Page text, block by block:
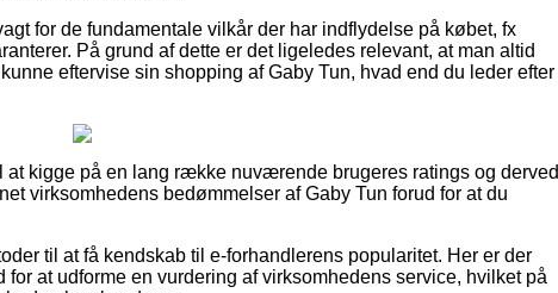
for de fundamentale vilkår der har indflydelse på købet, fx
På grund af dette er det ligeledes relevant, at man altid
eftervise sin shopping af Gaby Tun, hvad end du leder efter
kigge på en lang række nuværende brugeres ratings og derved
virksomhedens bedømmelser af Gaby Tun forud for at du
til at få kendskab til e-forhandlerens popularitet. Her er der
at udforme en vurdering af virksomhedens service, hvilket på